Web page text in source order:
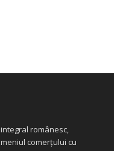
românesc,
comerțului cu